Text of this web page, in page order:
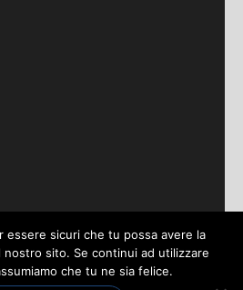
SGWEB | Metro Magazine |
essere sicuri che tu possa avere la
nostro sito. Se continui ad utilizzare
che tu ne sia felice.